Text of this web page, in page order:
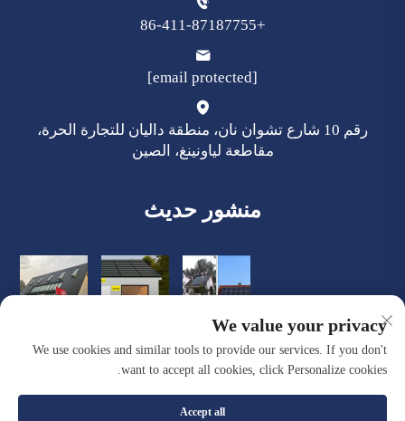
+86-411-87187755
[email protected]
رقم 10 شارع تشوان نان، منطقة داليان للتجارة الحرة،
مقاطعة لياونينغ، الصين
منشور حديث
We value your privacy
We use cookies and similar tools to provide our services. If you don't
want to accept all cookies, click Personalize cookies.
Accept all